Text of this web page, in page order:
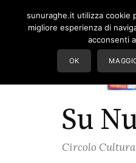
Su
Circolo
sunuraghe.it utilizza cookie
migliore esperienza di
acconsenti
OK